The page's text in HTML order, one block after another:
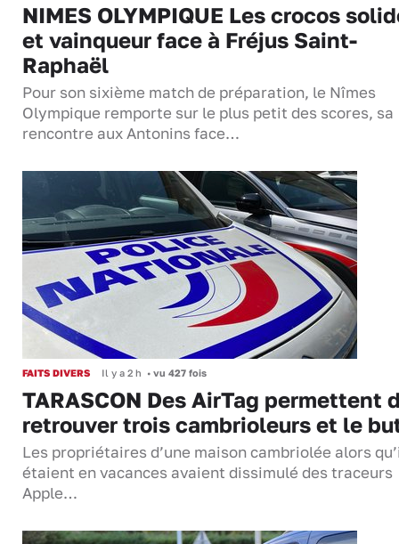
NIMES OLYMPIQUE Les crocos
et vainqueur face à Fréjus Saint-
Raphaël
Pour son sixième match de préparation, le Nîmes
Olympique remporte sur le plus petit des scores, sa
rencontre aux Antonins face…
FAITS DIVERS Il y a 2 h • vu 427 fois
TARASCON Des AirTag permettent
retrouver trois cambrioleurs et le
Les propriétaires d’une maison cambriolée alors
étaient en vacances avaient dissimulé des traceurs
Apple…